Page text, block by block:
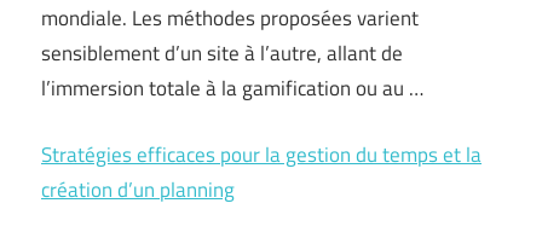
mondiale. Les méthodes proposées varient
sensiblement d’un site à l’autre, allant de
l’immersion totale à la gamification ou au …
Stratégies efficaces pour la gestion du temps et la
création d’un planning